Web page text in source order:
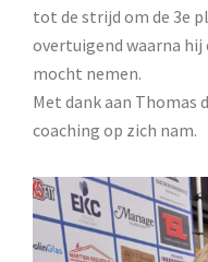
tot de strijd om de 3e
overtuigend waarna
mocht nemen.
Met dank aan Thomas
coaching op zich nam.